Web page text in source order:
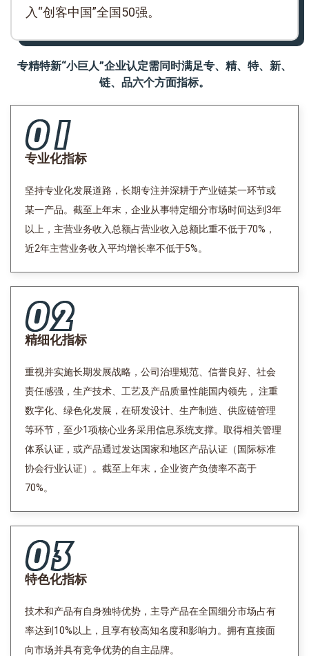
入“创客中国”全国50强。
专精特新“小巨人”企业认定需同时满足专、精、特、新、
链、品六个方面指标。
专业化指标
坚持专业化发展道路，长期专注并深耕于产业链某一环节或
某一产品。截至上年末，企业从事特定细分市场时间达到3年
以上，主营业务收入总额占营业收入总额比重不低于70%，
近2年主营业务收入平均增长率不低于5%。
精细化指标
重视并实施长期发展战略，公司治理规范、信誉良好、社会
责任感强，生产技术、工艺及产品质量性能国内领先， 注重
数字化、绿色化发展，在研发设计、生产制造、供应链管理
等环节，至少1项核心业务采用信息系统支撑。取得相关管理
体系认证，或产品通过发达国家和地区产品认证（国际标准
协会行业认证）。截至上年末，企业资产负债率不高于
70%。
特色化指标
技术和产品有自身独特优势，主导产品在全国细分市场占有
率达到10%以上，且享有较高知名度和影响力。拥有直接面
向市场并具有竞争优势的自主品牌。